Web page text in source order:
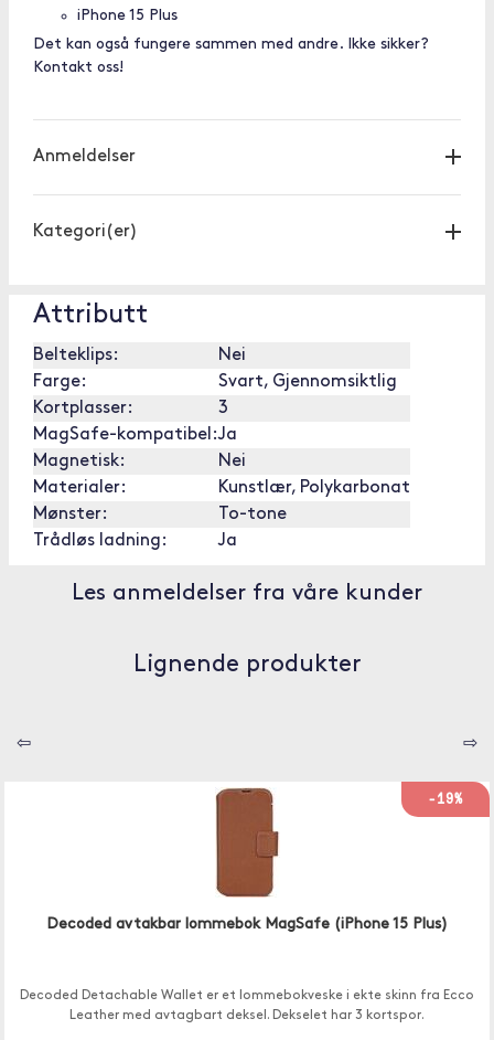
iPhone 15 Plus
Det kan også fungere sammen med andre. Ikke sikker?
Kontakt oss!
Anmeldelser
Kategori(er)
Attributt
Belteklips:
Nei
Farge:
Svart, Gjennomsiktlig
Kortplasser:
3
MagSafe-kompatibel:Ja
Magnetisk:
Nei
Materialer:
Kunstlær, Polykarbonat
Mønster:
To-tone
Trådløs ladning:
Ja
Les anmeldelser fra våre kunder
Lignende produkter
⇦ ⇨
-19%
Decoded avtakbar lommebok MagSafe (iPhone 15 Plus)
Decoded Detachable Wallet er et lommebokveske i ekte skinn fra Ecco
Leather med avtagbart deksel. Dekselet har 3 kortspor.